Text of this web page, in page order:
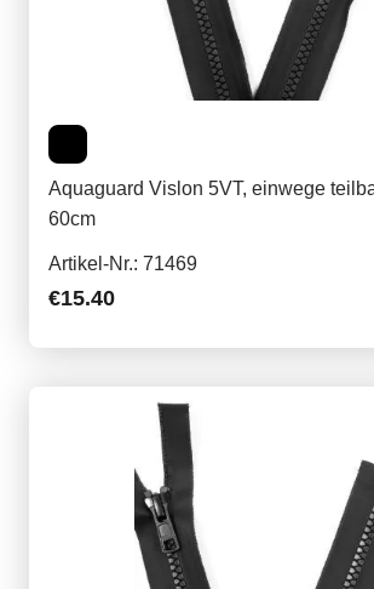
Aquaguard Vislon 5VT, einwege
60cm
Artikel-Nr.: 71469
€15.40